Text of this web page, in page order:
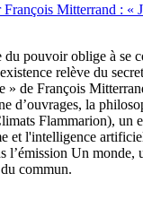
Mitterrand : «
du pouvoir oblige à se
relève du
» de François
d’ouvrages, la
Flammarion), un
et l'intelligence
l’émission Un monde,
commun.